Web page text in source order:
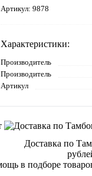
Артикул: 9878
Характеристики:
Производитель
Производитель
Артикул
Доставка по